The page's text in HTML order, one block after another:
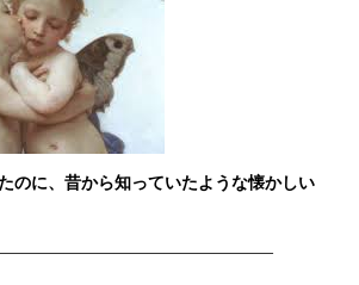
のに、昔から知っていたような懐かしい